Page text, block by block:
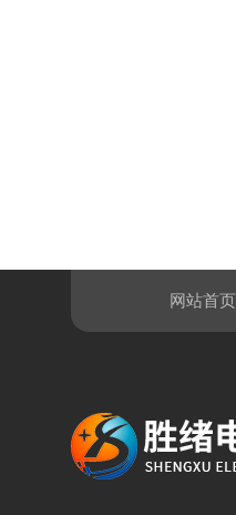
网站首页